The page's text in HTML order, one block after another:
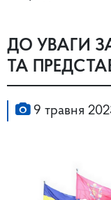
ДО УВАГИ
ТА
9 травня